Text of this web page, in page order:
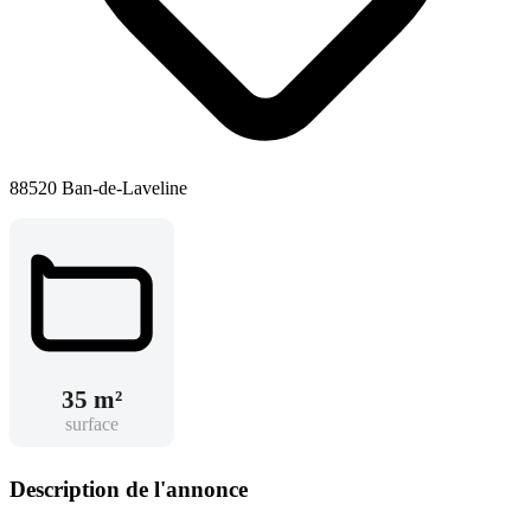
88520 Ban-de-Laveline
35 m²
surface
Description de l'annonce